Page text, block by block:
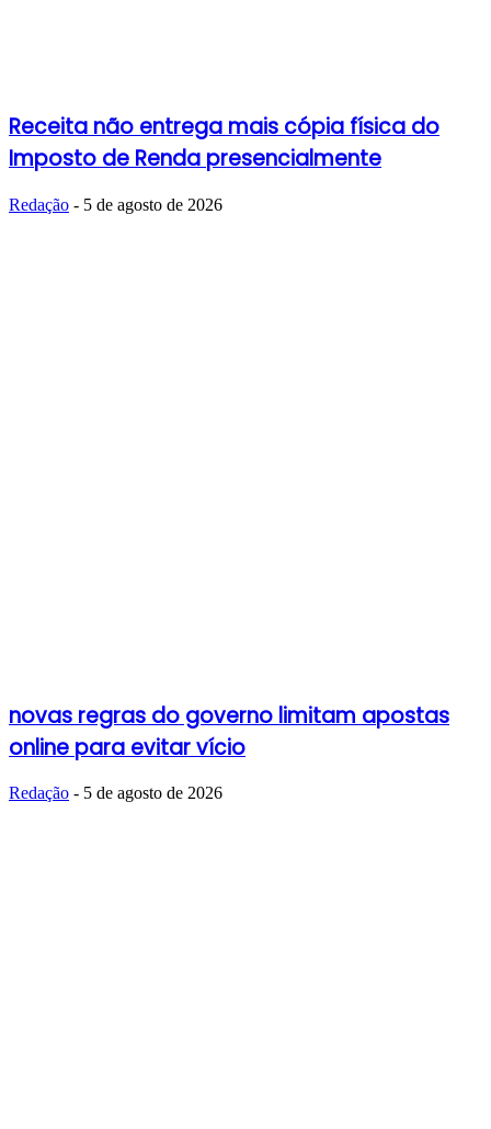
Receita não entrega mais cópia física do
Imposto de Renda presencialmente
Redação - 5 de agosto de 2026
novas regras do governo limitam apostas
online para evitar vício
Redação - 5 de agosto de 2026